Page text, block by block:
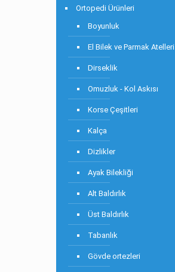
Ortopedi Ürünleri
Boyunluk
El Bilek ve Parmak Atelleri
Dirseklik
Omuzluk - Kol Askısı
Korse Çeşitleri
Kalça
Dizlikler
Ayak Bilekliği
Alt Baldırlık
Üst Baldırlık
Tabanlık
Gövde ortezleri